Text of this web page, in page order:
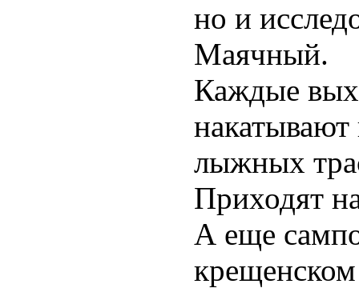
но и
Маячный.
Каждые
лыжных
Приходят
А еще